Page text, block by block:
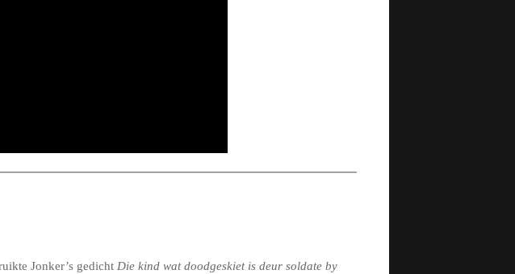
Jonker’s gedicht Die kind wat doodgeskiet is deur soldate by